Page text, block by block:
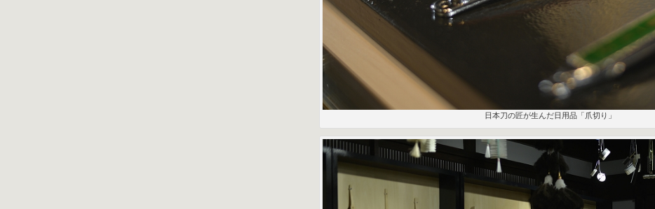
日本刀の匠が生んだ日用品「爪切り」